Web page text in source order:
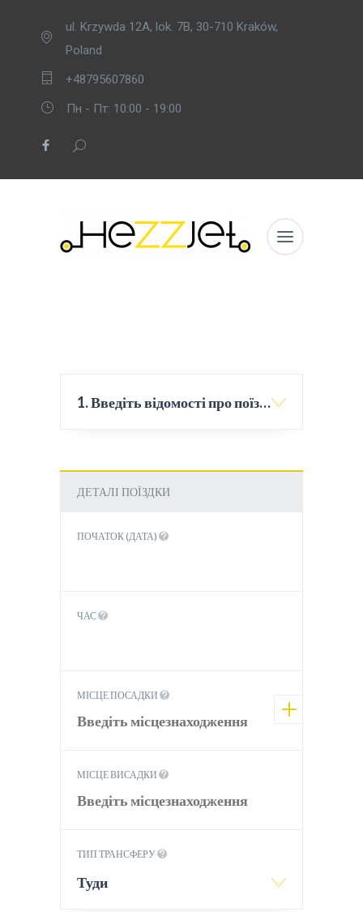
ul. Krzywda 12A, lok. 7B, 30-710 Kraków,
Poland
+48795607860
Пн - Пт: 10:00 - 19:00
1. Введіть відомості про поїздку
ДЕТАЛІ ПОЇЗДКИ
ПОЧАТОК (ДАТА)
ЧАС
МІСЦЕ ПОСАДКИ
МІСЦЕ ВИСАДКИ
ТИП ТРАНСФЕРУ
Туди